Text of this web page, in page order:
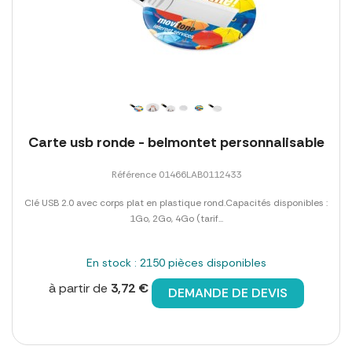
Carte usb ronde - belmontet personnalisable
Référence 01466LAB0112433
Clé USB 2.0 avec corps plat en plastique rond.Capacités disponibles :
1Go, 2Go, 4Go (tarif...
En stock : 2150 pièces disponibles
à partir de 3,72 € DEMANDE DE DEVIS